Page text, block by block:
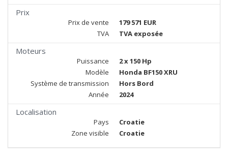
Prix
Prix de vente
179 571 EUR
TVA
TVA exposée
Moteurs
Puissance
2 x 150 Hp
Modèle
Honda BF150 XRU
Système de transmission
Hors Bord
Année
2024
Localisation
Pays
Croatie
Zone visible
Croatie